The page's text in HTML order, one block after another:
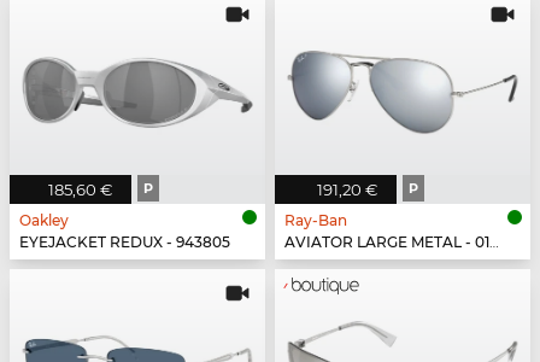
185,60 € P
Oakley
EYEJACKET REDUX - 943805
191,20 € P
Ray-Ban
AVIATOR LARGE METAL - 019/W3